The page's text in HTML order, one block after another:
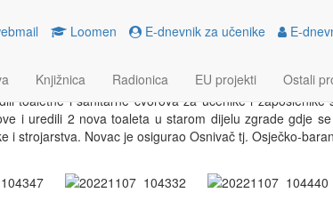
Loomen E-dnevnik za učenike E-
Knjižnica Radionica EU projekti Ostali
toaletne i sanitarne čvorova za učenike i zaposlenike
i uredili 2 nova toaleta u starom dijelu zgrade gdje
i strojarstva. Novac je osigurao Osnivač tj. Osječko-